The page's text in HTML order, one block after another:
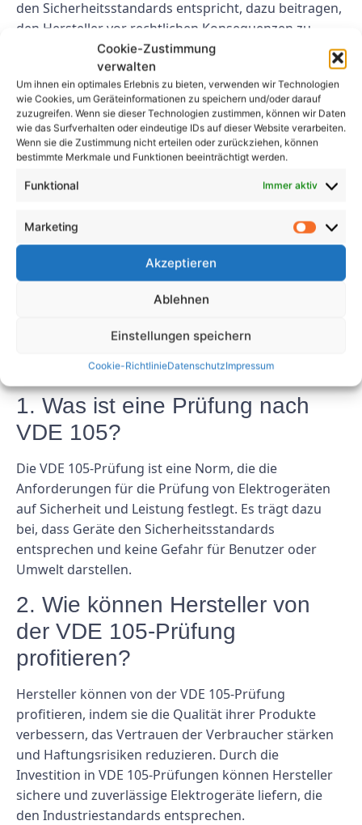
Cookie-Zustimmung
verwalten
Um ihnen ein optimales Erlebnis zu bieten, verwenden wir Technologien
wie Cookies, um Geräteinformationen zu speichern und/oder darauf
zuzugreifen. Wenn sie dieser Technologien zustimmen, können wir Daten
wie das Surfverhalten oder eindeutige IDs auf dieser Website verarbeiten.
Wenn sie die Zustimmung nicht erteilen oder zurückziehen, können
bestimmte Merkmale und Funktionen beeinträchtigt werden.
Funktional Immer aktiv
Marketing
Akzeptieren
Ablehnen
Einstellungen speichern
Cookie-RichtlinieDatenschutzImpressum
den Sicherheitsstandards entspricht, dazu beitragen,
den Hersteller vor rechtlichen Konsequenzen zu
Abschluss
Insgesamt sind VDE 105-Prüfungen für die
Gewährleistung der Sicherheit, Qualität und
Konformität von Elektrogeräten unerlässlich. Indem
Hersteller ihre Geräte strengen Tests unterziehen,
Produktqualität verbessern, Vertrauen bei den
Verbrauchern aufbauen und Haftungsrisiken
reduzieren. Die Investition in VDE 105-Prüfungen
kommt nicht nur den Herstellern zugute, sondern
sorgt auch für die Sicherheit und Zufriedenheit der
1. Was ist eine Prüfung nach
VDE 105?
Die VDE 105-Prüfung ist eine Norm, die die
Anforderungen für die Prüfung von Elektrogeräten
auf Sicherheit und Leistung festlegt. Es trägt dazu
bei, dass Geräte den Sicherheitsstandards
entsprechen und keine Gefahr für Benutzer oder
Umwelt darstellen.
2. Wie können Hersteller von
der VDE 105-Prüfung
profitieren?
Hersteller können von der VDE 105-Prüfung
profitieren, indem sie die Qualität ihrer Produkte
verbessern, das Vertrauen der Verbraucher stärken
und Haftungsrisiken reduzieren. Durch die
Investition in VDE 105-Prüfungen können Hersteller
sichere und zuverlässige Elektrogeräte liefern, die
den Industriestandards entsprechen.